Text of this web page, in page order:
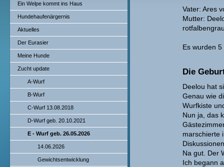
Ein Welpe kommt ins Haus
Hundehaufenärgernis
Aktuelles
Der Eurasier
Meine Hunde
Zucht update
A-Wurf
B-Wurf
C-Wurf 13.08.2018
D-Wurf geb. 20.10.2021
E - Wurf geb. 26.05.2026
14.06.2026
Gewichtsentwicklung
Vater: Ares
Mutter:
Es wurden
Die
Deelou hat
Genau wie
Wurfkiste
Nun ja, das
marschierte
Na gut. Der
Ich begann